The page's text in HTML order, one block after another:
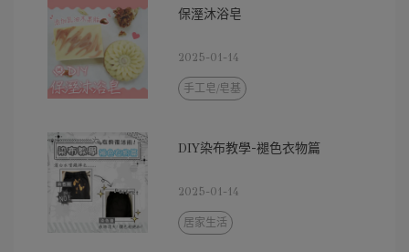
保溼沐浴皂
2025-01-14
手工皂/皂基
DIY染布教學-褪色衣物篇
2025-01-14
居家生活